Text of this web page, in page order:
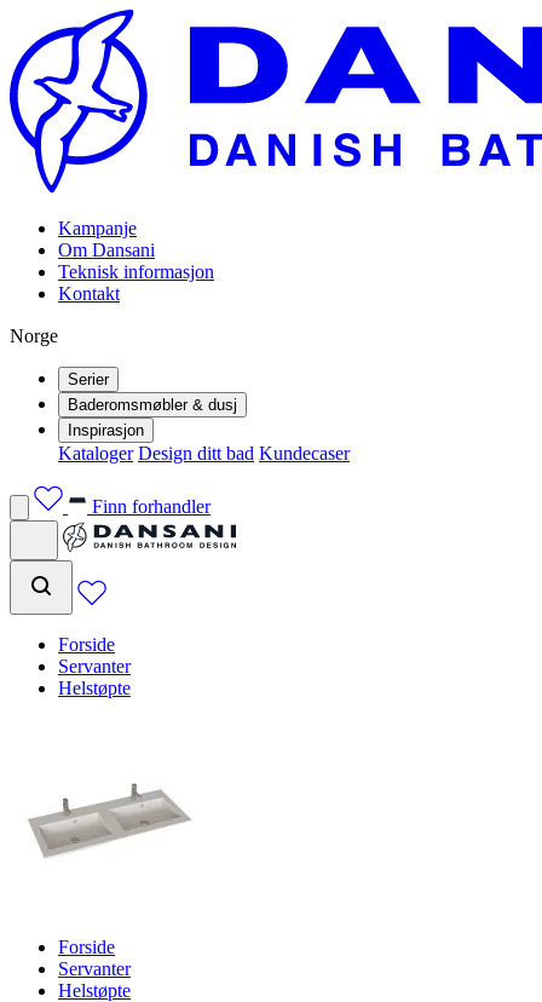
Kampanje
Om Dansani
Teknisk informasjon
Kontakt
Norge
Serier
Baderomsmøbler & dusj
Inspirasjon
Kataloger Design ditt bad Kundecaser
Finn forhandler
Forside
Servanter
Helstøpte
Forside
Servanter
Helstøpte